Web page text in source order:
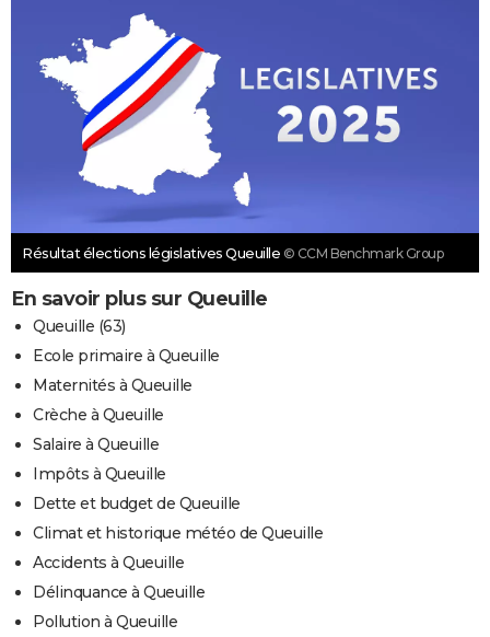
Résultat élections législatives Queuille © CCM Benchmark Group
En savoir plus sur Queuille
Queuille (63)
Ecole primaire à Queuille
Maternités à Queuille
Crèche à Queuille
Salaire à Queuille
Impôts à Queuille
Dette et budget de Queuille
Climat et historique météo de Queuille
Accidents à Queuille
Délinquance à Queuille
Pollution à Queuille